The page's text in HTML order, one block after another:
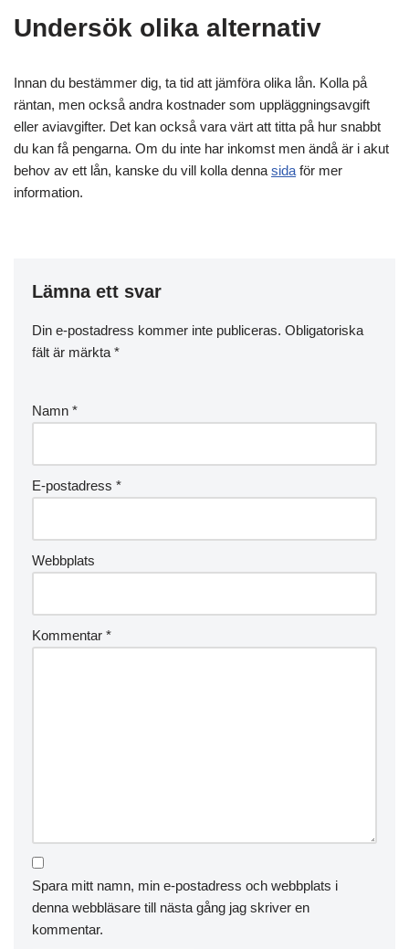
Undersök olika alternativ
Innan du bestämmer dig, ta tid att jämföra olika lån. Kolla på
räntan, men också andra kostnader som uppläggningsavgift
eller aviavgifter. Det kan också vara värt att titta på hur snabbt
du kan få pengarna. Om du inte har inkomst men ändå är i akut
behov av ett lån, kanske du vill kolla denna sida för mer
information.
Lämna ett svar
Din e-postadress kommer inte publiceras. Obligatoriska
fält är märkta *
Namn *
E-postadress *
Webbplats
Kommentar *
Spara mitt namn, min e-postadress och webbplats i
denna webbläsare till nästa gång jag skriver en
kommentar.